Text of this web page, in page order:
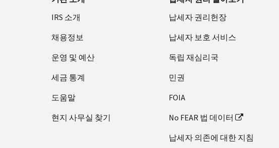
IRS 소개
채용정보
운영 및 예산
세금 통계
도움말
현지 사무실 찾기
납세자 권리헌장
납세자 보호 서비스
독립 재심리국
민권
FOIA
No FEAR 법 데이터
납세자 의존에 대한 지침